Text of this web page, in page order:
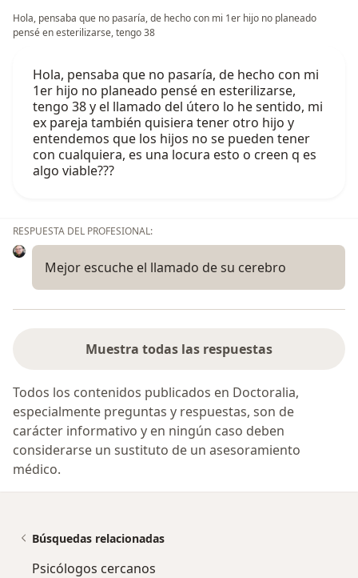
Hola, pensaba que no pasaría, de hecho con mi 1er hijo no planeado
pensé en esterilizarse, tengo 38
Hola, pensaba que no pasaría, de hecho con mi
1er hijo no planeado pensé en esterilizarse,
tengo 38 y el llamado del útero lo he sentido, mi
ex pareja también quisiera tener otro hijo y
entendemos que los hijos no se pueden tener
con cualquiera, es una locura esto o creen q es
algo viable???
RESPUESTA DEL PROFESIONAL:
Mejor escuche el llamado de su cerebro
Muestra todas las respuestas
Todos los contenidos publicados en Doctoralia,
especialmente preguntas y respuestas, son de
carácter informativo y en ningún caso deben
considerarse un sustituto de un asesoramiento
médico.
Búsquedas relacionadas
Psicólogos cercanos